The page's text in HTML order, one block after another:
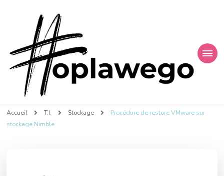
Accueil T.I. Stockage
Procédure de restore VMware sur
stockage Nimble